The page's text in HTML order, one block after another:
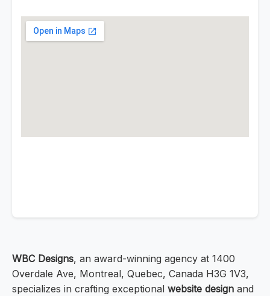
WBC Designs, an award-winning agency at 1400
Overdale Ave, Montreal, Quebec, Canada H3G 1V3,
specializes in crafting exceptional website design and